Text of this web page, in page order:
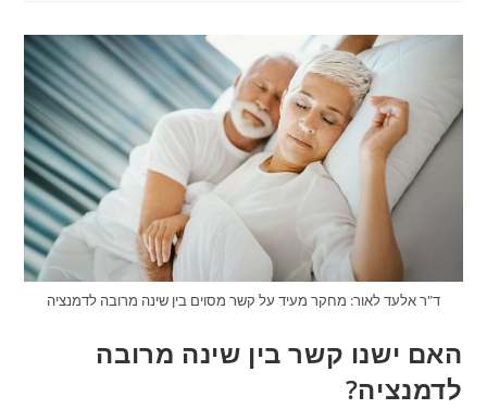
לדמנציה?
ד"ר אלעד לאור: מחקר מעיד על קשר מסוים בין שינה מרובה לדמנציה
האם ישנו קשר בין שינה מרובה
לדמנציה?